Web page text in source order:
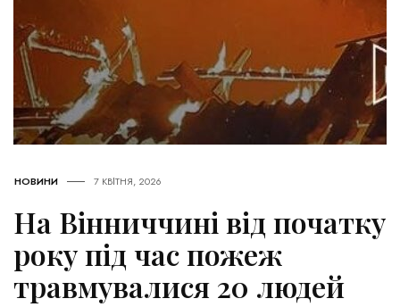
НОВИНИ 7 КВІТНЯ, 2026
На Вінниччині від початку
року під час пожеж
травмувалися 20 людей